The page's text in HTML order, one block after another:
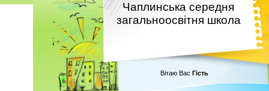
Чаплинська середня
загальноосвітня школа
Вітаю Вас Гість